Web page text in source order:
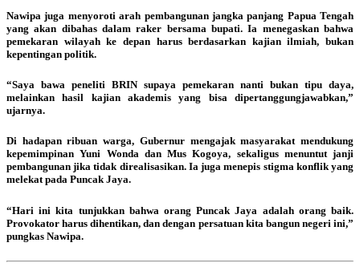
Nawipa juga menyoroti arah pembangunan jangka panjang Papua Tengah
yang akan dibahas dalam raker bersama bupati. Ia menegaskan bahwa
pemekaran wilayah ke depan harus berdasarkan kajian ilmiah, bukan
kepentingan politik.
“Saya bawa peneliti BRIN supaya pemekaran nanti bukan tipu daya,
melainkan hasil kajian akademis yang bisa dipertanggungjawabkan,”
ujarnya.
Di hadapan ribuan warga, Gubernur mengajak masyarakat mendukung
kepemimpinan Yuni Wonda dan Mus Kogoya, sekaligus menuntut janji
pembangunan jika tidak direalisasikan. Ia juga menepis stigma konflik yang
melekat pada Puncak Jaya.
“Hari ini kita tunjukkan bahwa orang Puncak Jaya adalah orang baik.
Provokator harus dihentikan, dan dengan persatuan kita bangun negeri ini,”
pungkas Nawipa.